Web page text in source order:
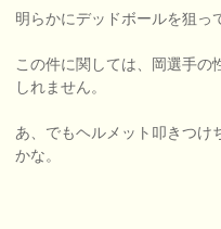
明らかにデッドボールを狙っ
この件に関しては、岡選手の
しれません。
あ、でもヘルメット叩きつけ
かな。